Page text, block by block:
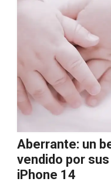
Aberrante: un
vendido por
iPhone 14